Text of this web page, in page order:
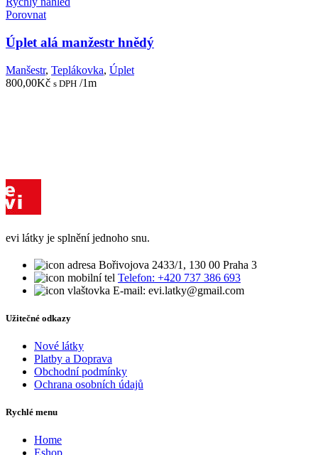
Porovnat
Úplet alá manžestr hnědý
Manšestr, Teplákovka, Úplet
800,00Kč s DPH /1m
evi látky je splnění jednoho snu.
Bořivojova 2433/1, 130 00 Praha 3
Telefon: +420 737 386 693
E-mail: evi.latky@gmail.com
Užitečné odkazy
Nové látky
Platby a Doprava
Obchodní podmínky
Ochrana osobních údajů
Rychlé menu
Home